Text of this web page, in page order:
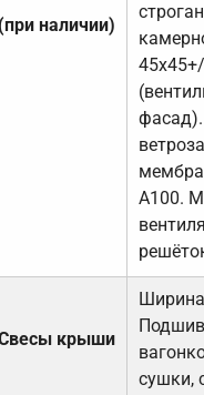
наличии)
А100.
крыши
сушки,